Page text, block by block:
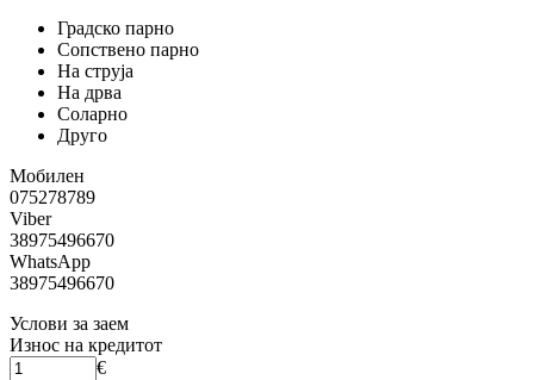
Градско парно
Сопствено парно
На струја
На дрва
Соларно
Друго
Мобилен
075278789
Viber
38975496670
WhatsApp
38975496670
Услови за заем
Износ на кредитот
€